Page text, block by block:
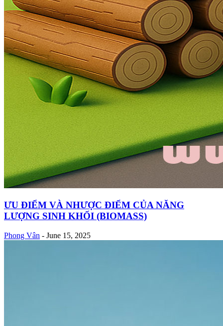
ƯU ĐIỂM VÀ NHƯỢC ĐIỂM CỦA NĂNG
LƯỢNG SINH KHỐI (BIOMASS)
Phong Vân - June 15, 2025